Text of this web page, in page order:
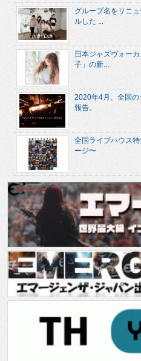
グループ名をリニ
ルした ...
日本ジャズヴォー
子」の新...
2020年4月、全国
報告。
全国ライブハウス
ージ〜